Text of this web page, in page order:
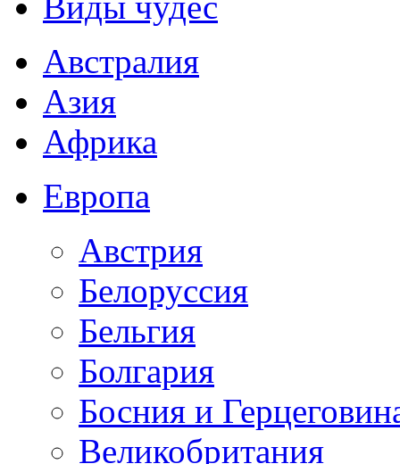
Австралия
Азия
Африка
Европа
Австрия
Белоруссия
Бельгия
Болгария
Босния и
Великобритания